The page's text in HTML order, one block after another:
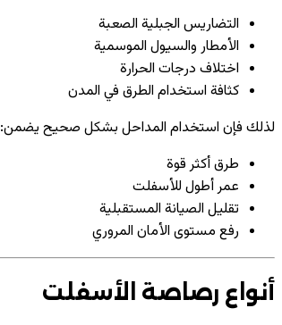
التضاريس الجبلية الصعبة
الأمطار والسيول الموسمية
اختلاف درجات الحرارة
كثافة استخدام الطرق في المدن
لذلك فإن استخدام المداحل بشكل صحيح يضمن:
طرق أكثر قوة
عمر أطول للأسفلت
تقليل الصيانة المستقبلية
رفع مستوى الأمان المروري
أنواع رصاصة الأسفلت